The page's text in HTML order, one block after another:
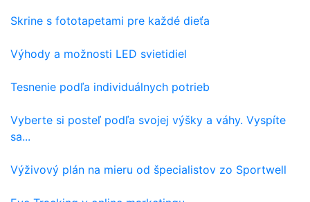
Skrine s fototapetami pre každé dieťa
Výhody a možnosti LED svietidiel
Tesnenie podľa individuálnych potrieb
Vyberte si posteľ podľa svojej výšky a váhy. Vyspíte
sa...
Výživový plán na mieru od špecialistov zo Sportwell